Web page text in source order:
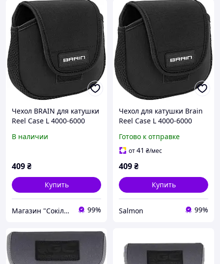
Чехол BRAIN для катушки
Reel Case L 4000-6000
В наличии
409₴
Купить
Магазин "Сокіл". Зброя та рибальство. 99%
Чехол для катушки Brain
Reel Case L 4000-6000
Готово к отправке
от41 ₴/мес
409₴
Купить
Salmon 99%